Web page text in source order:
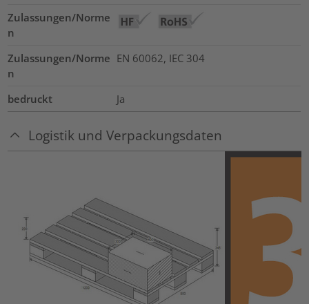
Zulassungen/Norme
n
Zulassungen/Norme
n
EN 60062, IEC 304
bedruckt Ja
Logistik und Verpackungsdaten